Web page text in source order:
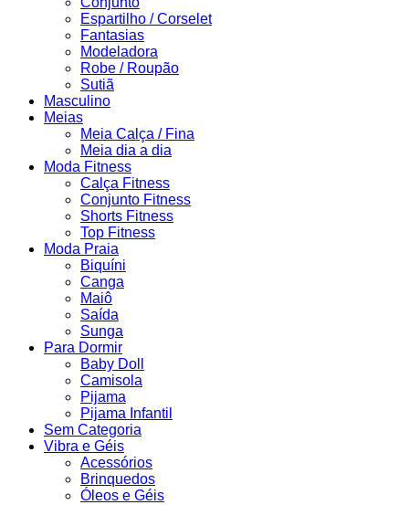
Espartilho / Corselet
Fantasias
Modeladora
Robe / Roupão
Sutiã
Masculino
Meias
Meia Calça / Fina
Meia dia a dia
Moda Fitness
Calça Fitness
Conjunto Fitness
Shorts Fitness
Top Fitness
Moda Praia
Biquíni
Canga
Maiô
Saída
Sunga
Para Dormir
Baby Doll
Camisola
Pijama
Pijama Infantil
Sem Categoria
Vibra e Géis
Acessórios
Brinquedos
Óleos e Géis